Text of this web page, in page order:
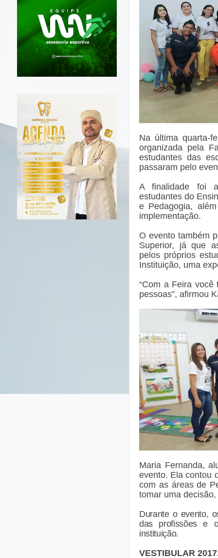
Na última quarta-
organizada pela
estudantes das
passaram pelo
A finalidade foi
estudantes do
e Pedagogia,
implementação.
O evento também
Superior, já que
pelos próprios
Instituição, uma
“Com a Feira
pessoas”, afirmou
Maria Fernanda,
evento. Ela contou
com as áreas de
tomar uma
Durante o evento,
das profissões e
instituição.
VESTIBULAR